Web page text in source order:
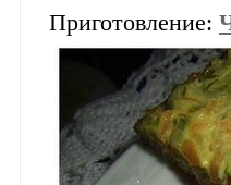
Приготовление: